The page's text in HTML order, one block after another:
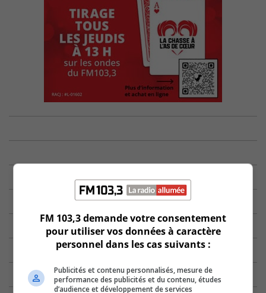
FM 103,3 demande votre consentement
pour utiliser vos données à caractère
personnel dans les cas suivants :
Publicités et contenu personnalisés, mesure de
performance des publicités et du contenu, études
d’audience et développement de services